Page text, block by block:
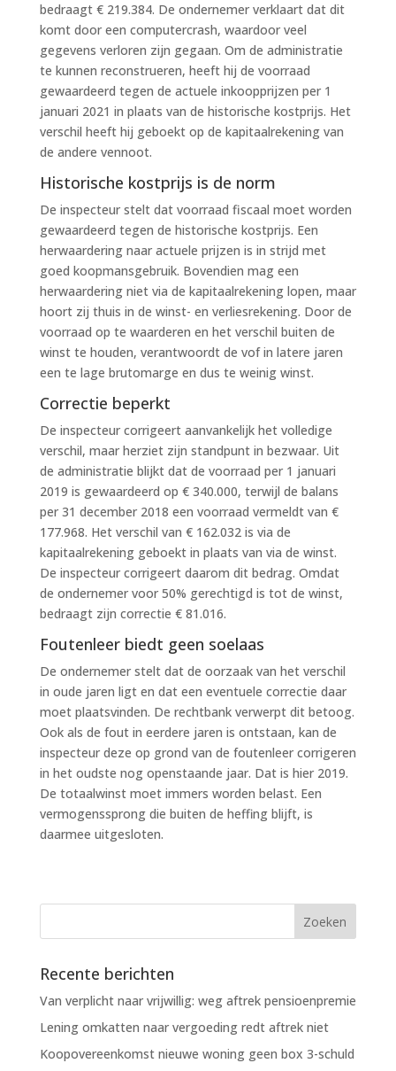
bedraagt € 219.384. De ondernemer verklaart dat dit
komt door een computercrash, waardoor veel
gegevens verloren zijn gegaan. Om de administratie
te kunnen reconstrueren, heeft hij de voorraad
gewaardeerd tegen de actuele inkoopprijzen per 1
januari 2021 in plaats van de historische kostprijs. Het
verschil heeft hij geboekt op de kapitaalrekening van
de andere vennoot.
Historische kostprijs is de norm
De inspecteur stelt dat voorraad fiscaal moet worden
gewaardeerd tegen de historische kostprijs. Een
herwaardering naar actuele prijzen is in strijd met
goed koopmansgebruik. Bovendien mag een
herwaardering niet via de kapitaalrekening lopen, maar
hoort zij thuis in de winst- en verliesrekening. Door de
voorraad op te waarderen en het verschil buiten de
winst te houden, verantwoordt de vof in latere jaren
een te lage brutomarge en dus te weinig winst.
Correctie beperkt
De inspecteur corrigeert aanvankelijk het volledige
verschil, maar herziet zijn standpunt in bezwaar. Uit
de administratie blijkt dat de voorraad per 1 januari
2019 is gewaardeerd op € 340.000, terwijl de balans
per 31 december 2018 een voorraad vermeldt van €
177.968. Het verschil van € 162.032 is via de
kapitaalrekening geboekt in plaats van via de winst.
De inspecteur corrigeert daarom dit bedrag. Omdat
de ondernemer voor 50% gerechtigd is tot de winst,
bedraagt zijn correctie € 81.016.
Foutenleer biedt geen soelaas
De ondernemer stelt dat de oorzaak van het verschil
in oude jaren ligt en dat een eventuele correctie daar
moet plaatsvinden. De rechtbank verwerpt dit betoog.
Ook als de fout in eerdere jaren is ontstaan, kan de
inspecteur deze op grond van de foutenleer corrigeren
in het oudste nog openstaande jaar. Dat is hier 2019.
De totaalwinst moet immers worden belast. Een
vermogenssprong die buiten de heffing blijft, is
daarmee uitgesloten.
Recente berichten
Van verplicht naar vrijwillig: weg aftrek pensioenpremie
Lening omkatten naar vergoeding redt aftrek niet
Koopovereenkomst nieuwe woning geen box 3-schuld